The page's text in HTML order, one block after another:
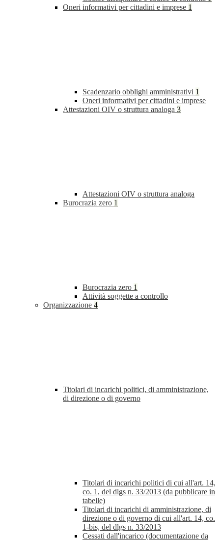
Oneri informativi per cittadini e imprese 1
Scadenzario obblighi amministrativi 1
Oneri informativi per cittadini e imprese
Attestazioni OIV o struttura analoga 3
Attestazioni OIV o struttura analoga
Burocrazia zero 1
Burocrazia zero 1
Attività soggette a controllo
Organizzazione 4
Titolari di incarichi politici, di amministrazione,
di direzione o di governo
Titolari di incarichi politici di cui all'art. 14,
co. 1, del dlgs n. 33/2013 (da pubblicare in
tabelle)
Titolari di incarichi di amministrazione, di
direzione o di governo di cui all'art. 14, co.
1-bis, del dlgs n. 33/2013
Cessati dall'incarico (documentazione da